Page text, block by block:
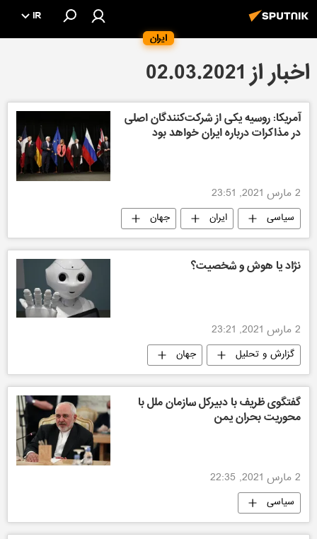
ایران
IR
اخبار از 02.03.2021
آمریکا: روسیه یکی از شرکت‌کنندگان اصلی
در مذاکرات درباره ایران خواهد بود
2 مارس 2021, 23:51
سیاسی ایران جهان
نژاد یا هوش و شخصیت؟
2 مارس 2021, 23:21
گزارش و تحلیل جهان
گفتگوی ظریف با دبیرکل سازمان ملل با
محوریت بحران یمن
2 مارس 2021, 22:35
سیاسی